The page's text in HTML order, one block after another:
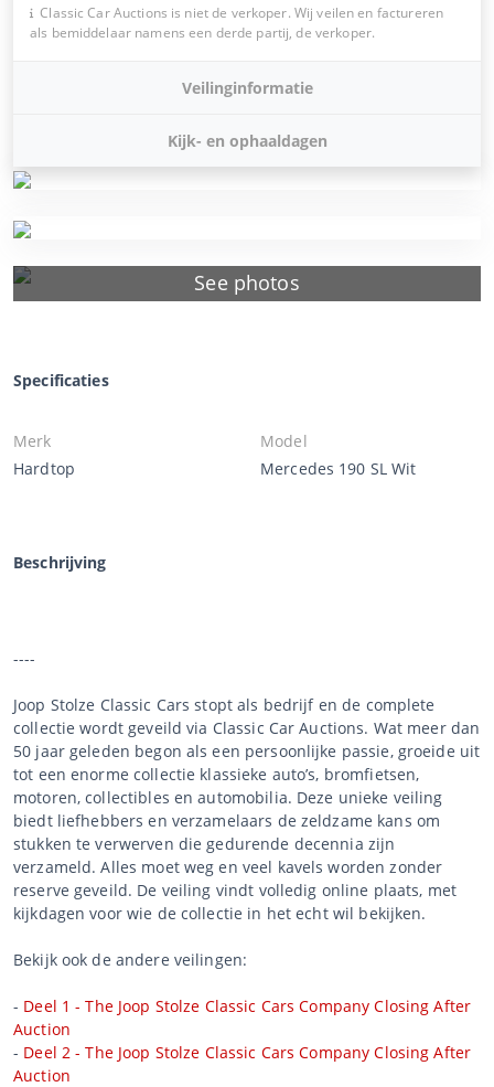
See photos
Classic Car Auctions is niet de verkoper. Wij veilen en factureren
als bemiddelaar namens een derde partij, de verkoper.
Veilinginformatie
Kijk- en ophaaldagen
Specificaties
Merk
Hardtop
Model
Mercedes 190 SL Wit
Beschrijving
----
Joop Stolze Classic Cars stopt als bedrijf en de complete
collectie wordt geveild via Classic Car Auctions. Wat meer dan
50 jaar geleden begon als een persoonlijke passie, groeide uit
tot een enorme collectie klassieke auto’s, bromfietsen,
motoren, collectibles en automobilia. Deze unieke veiling
biedt liefhebbers en verzamelaars de zeldzame kans om
stukken te verwerven die gedurende decennia zijn
verzameld. Alles moet weg en veel kavels worden zonder
reserve geveild. De veiling vindt volledig online plaats, met
kijkdagen voor wie de collectie in het echt wil bekijken.
Bekijk ook de andere veilingen:
- Deel 1 - The Joop Stolze Classic Cars Company Closing After
Auction
- Deel 2 - The Joop Stolze Classic Cars Company Closing After
Auction